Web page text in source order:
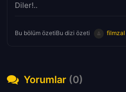
Diler!..
Bu bölüm özetiBu dizi özeti filmzal
Yorumlar (0)